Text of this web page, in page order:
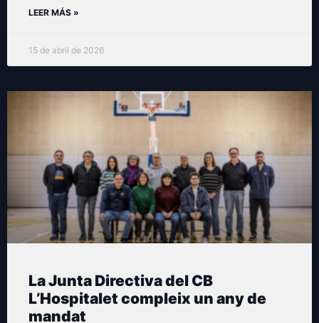
LEER MÁS »
15 de abril de 2026
La Junta Directiva del CB
L’Hospitalet compleix un any de
mandat